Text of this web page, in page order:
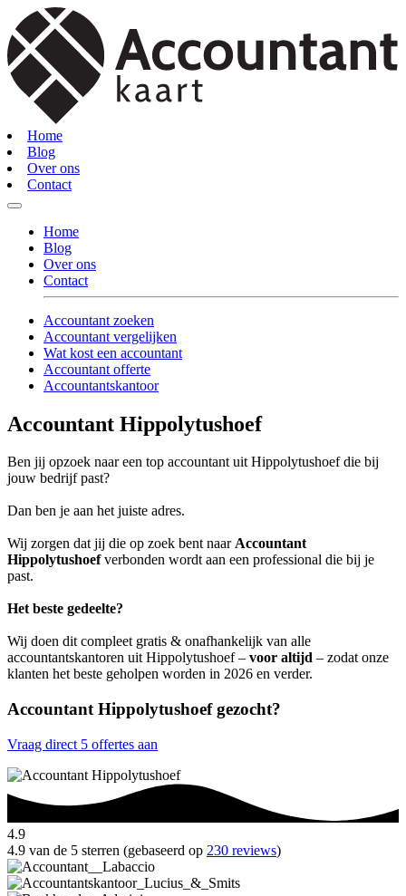
Home
Blog
Over ons
Contact
Home
Blog
Over ons
Contact
Accountant zoeken
Accountant vergelijken
Wat kost een accountant
Accountant offerte
Accountantskantoor
Accountant Hippolytushoef
Ben jij opzoek naar een top accountant uit Hippolytushoef die bij
jouw bedrijf past?
Dan ben je aan het juiste adres.
Wij zorgen dat jij die op zoek bent naarAccountant
Hippolytushoefverbonden wordt aan een professional die bij je
past.
Het beste gedeelte?
Wij doen dit compleet gratis & onafhankelijk van alle
accountantskantoren uit Hippolytushoef – voor altijd – zodat onze
klanten het beste geholpen worden in 2026 en verder.
Accountant Hippolytushoef gezocht?
Vraag direct 5 offertes aan
4.9
4.9 van de 5 sterren (gebaseerd op 230 reviews)